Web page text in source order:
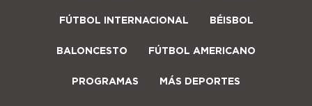
FÚTBOL INTERNACIONAL BÉISBOL
BALONCESTO FÚTBOL AMERICANO
PROGRAMAS MÁS DEPORTES